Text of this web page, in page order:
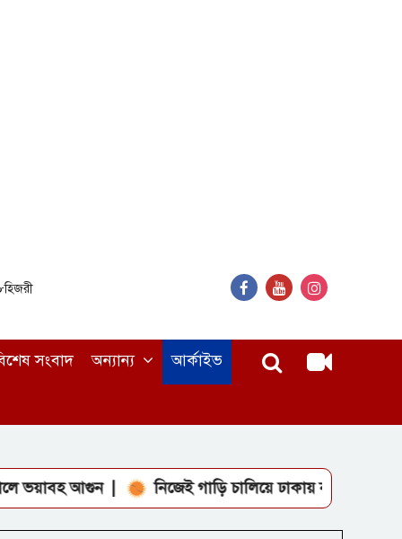
সংবাদ অন্যান্য আর্কাইভ
নিজেই গাড়ি চালিয়ে ঢাকায় নাগরিক সেবার কার্যক্রম